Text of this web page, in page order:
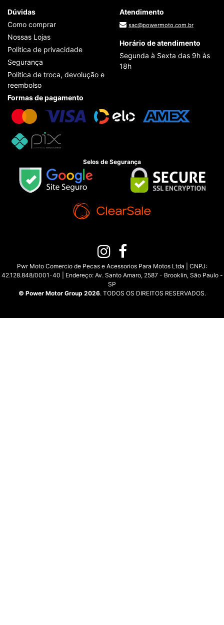
Dúvidas
Como comprar
Nossas Lojas
Política de privacidade
Segurança
Política de troca, devolução e
reembolso
Atendimento
sac@powermoto.com.br
Horário de atendimento
Segunda à Sexta das 9h às
18h
Formas de pagamento
Selos de Segurança
Pwr Moto Comercio de Pecas e Acessorios Para Motos Ltda | CNPJ:
42.128.848/0001-40 | Endereço: Av. Santo Amaro, 2587 - Brooklin, São Paulo -
SP
© Power Motor Group 2026. TODOS OS DIREITOS RESERVADOS.